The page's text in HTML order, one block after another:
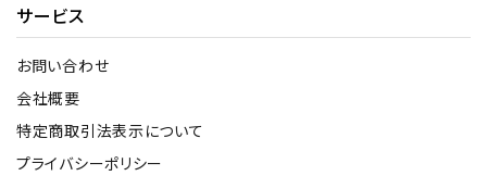
サービス
お問い合わせ
会社概要
特定商取引法表示について
プライバシーポリシー